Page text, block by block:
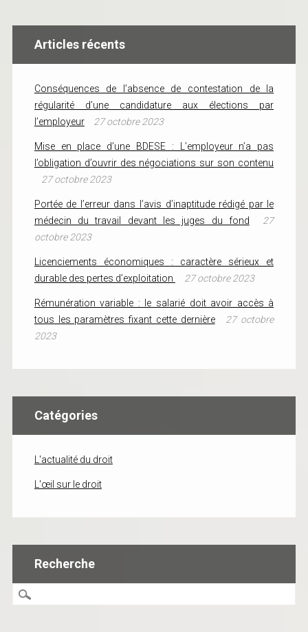
Articles récents
Conséquences de l’absence de contestation de la
régularité d’une candidature aux élections par
l’employeur
27 octobre 2023
Mise en place d’une BDESE : L’employeur n’a pas
l’obligation d’ouvrir des négociations sur son contenu
27 octobre 2023
Portée de l’erreur dans l’avis d’inaptitude rédigé par le
médecin du travail devant les juges du fond
27
octobre 2023
Licenciements économiques : caractère sérieux et
durable des pertes d’exploitation
27 octobre 2023
Rémunération variable : le salarié doit avoir accès à
tous les paramètres fixant cette dernière
27 octobre
2023
Catégories
L'actualité du droit
L'œil sur le droit
Recherche